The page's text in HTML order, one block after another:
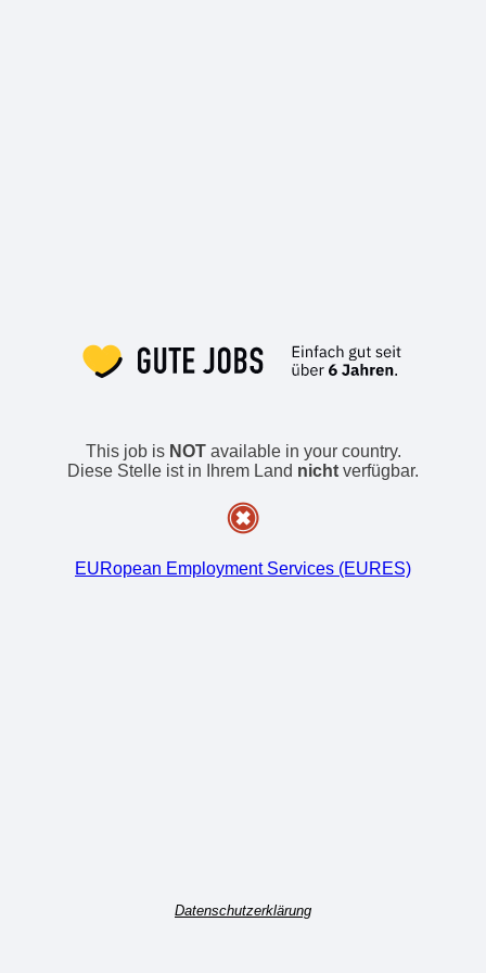
This job is NOTavailable in your country.
Diese Stelle ist in Ihrem Land nicht verfügbar.
EURopean Employment Services (EURES)
Datenschutzerklärung